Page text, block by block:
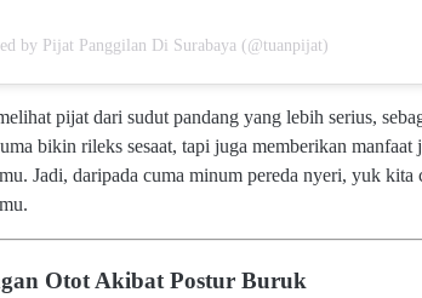
by Pijat Panggilan Di Surabaya (@tuanpijat)
pijat dari sudut pandang yang lebih serius,
bikin rileks sesaat, tapi juga memberikan
Jadi, daripada cuma minum pereda nyeri, yuk
Otot Akibat Postur Buruk